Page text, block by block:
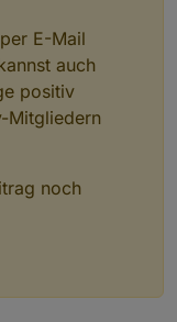
E-Mail
auch
positiv
Mitgliedern
noch